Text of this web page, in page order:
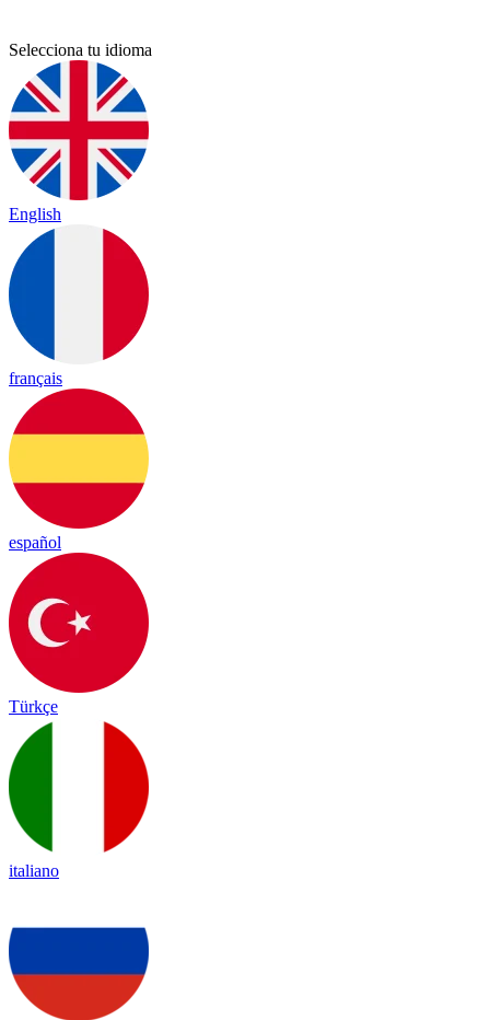
Selecciona tu idioma
English
français
español
Türkçe
italiano